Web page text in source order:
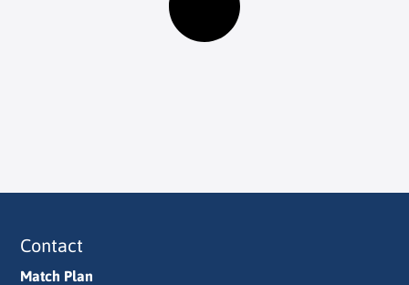
Contact
Match Plan